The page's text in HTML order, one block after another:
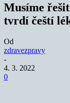
Musíme
tvrdí čeští
Od
zdravezpravy
-
4. 3. 2022
0